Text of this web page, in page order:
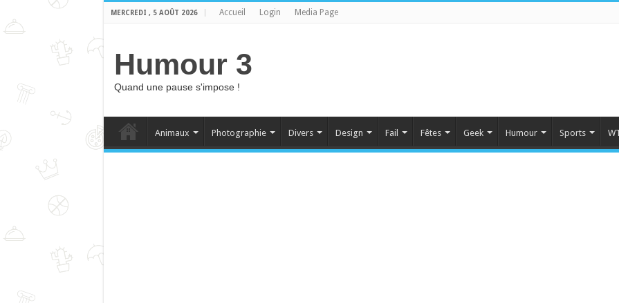
MERCREDI , 5 AOÛT 2026 Accueil Login Media Page
Humour 3
Quand une pause s'impose !
Animaux Photographie Divers Design Fail Fêtes Geek Humour Sports